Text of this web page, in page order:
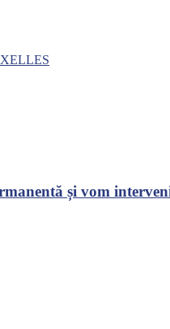
și vom